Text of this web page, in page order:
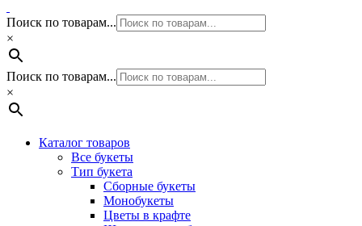
Поиск по товарам...
×
Поиск по товарам...
×
Каталог товаров
Все букеты
Тип букета
Сборные букеты
Монобукеты
Цветы в крафте